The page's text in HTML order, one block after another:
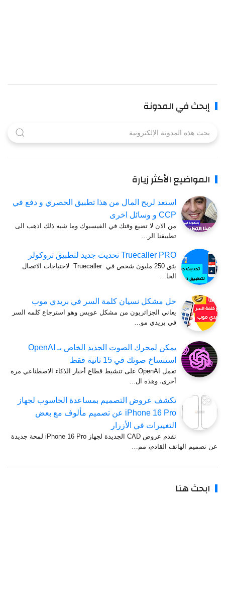
إبحث في المدونة
المواضيع الأكثر زيارة
استعد لربح المال من هذا تطبيق الحصري و دفع في
CCP و وسائل اخرى
من الان لا تضيع وقتك في الفيسبوك وما شبه ذلك اذهب الى
تطبيقنا الر…
Truecaller PRO تحديث جديد لتطبيق تروكولر
يثق 250 مليون شخص في Truecaller لاحتياجات الاتصال
الخا…
حل ‏مشكل ‏نسيان ‏كلمة ‏السر ‏في ‏بريدي ‏موب
يعاني الجزائريون من مشكل عويس وهو استرجاع كلمه السر
في بريدي مو…
يمكن لمحرك الصوت الجديد الخاص بـ OpenAI
استنساخ صوتك في 15 ثانية فقط
تعمل OpenAI على تنشيط قطاع أخبار الذكاء الاصطناعي مرة
أخرى، وهذه ال…
تكشف عروض التصميم بمساعدة الحاسوب لجهاز
iPhone 16 Pro عن تصميم مألوف مع بعض
التغييرات في الأزرار
تقدم عروض CAD الجديدة لجهاز iPhone 16 Pro لمحة جديدة
عن تصميم الهاتف القادم، مم…
ابحث هنا